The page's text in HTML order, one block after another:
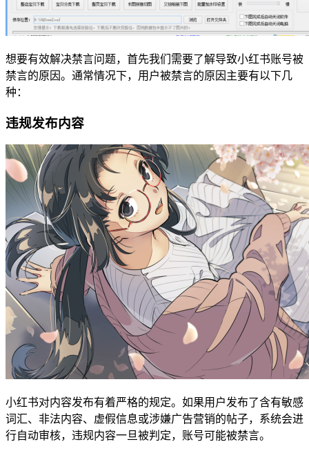
想要有效解决禁言问题，首先我们需要了解导致小红书账号被
禁言的原因。通常情况下，用户被禁言的原因主要有以下几
种：
违规发布内容
小红书对内容发布有着严格的规定。如果用户发布了含有敏感
词汇、非法内容、虚假信息或涉嫌广告营销的帖子，系统会进
行自动审核，违规内容一旦被判定，账号可能被禁言。